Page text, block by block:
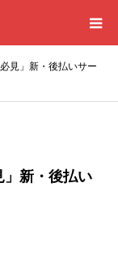
見」新・後払いサー
」新・後払い